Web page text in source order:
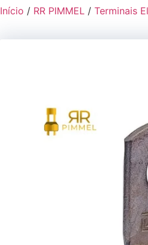
Início / RR PIMMEL / Terminais